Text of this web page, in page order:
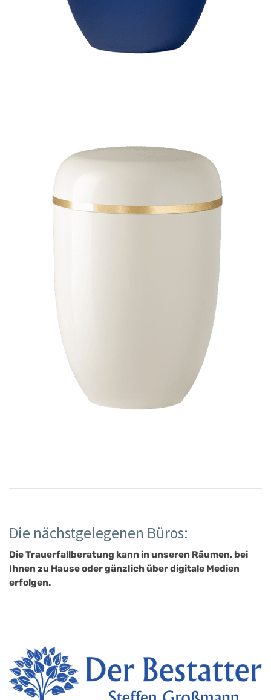
Die nächstgelegenen Büros:
Die Trauerfallberatung kann in unseren Räumen, bei
Ihnen zu Hause oder gänzlich über digitale Medien
erfolgen.